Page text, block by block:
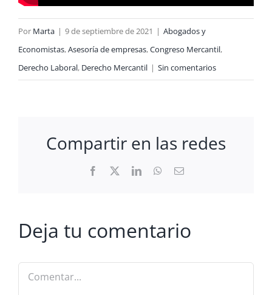
Por Marta | 9 de septiembre de 2021 | Abogados y
Economistas,Asesoría de empresas,Congreso Mercantil,
Derecho Laboral, Derecho Mercantil | Sin comentarios
Compartir en las redes
Facebook LinkedInWhatsApp
Correo
Deja tu comentario
Comentar